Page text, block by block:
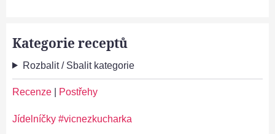
Kategorie receptů
Rozbalit / Sbalit kategorie
Recenze Postřehy
Jídelníčky #vicnezkucharka